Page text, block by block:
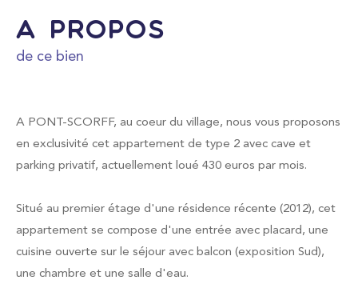
a propos
de ce bien
A PONT-SCORFF, au coeur du village, nous vous proposons
en exclusivité cet appartement de type 2 avec cave et
parking privatif, actuellement loué 430 euros par mois.
Situé au premier étage d'une résidence récente (2012), cet
appartement se compose d'une entrée avec placard, une
cuisine ouverte sur le séjour avec balcon (exposition Sud),
une chambre et une salle d'eau.
Coups de coeur
RECHERCHER